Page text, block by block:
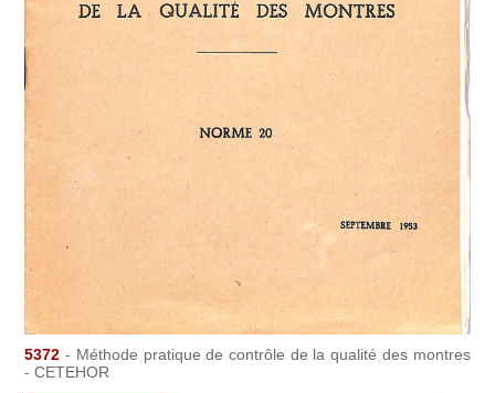
5372 - Méthode pratique de contrôle de la qualité des montres
- CETEHOR